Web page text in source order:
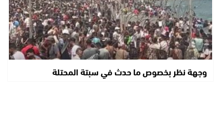
وجهة نظر بخصوص ما حدث في سبتة المحتلة